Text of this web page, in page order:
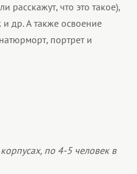
расскажут, что это такое),
др. А также освоение
портрет и
по 4-5 человек в